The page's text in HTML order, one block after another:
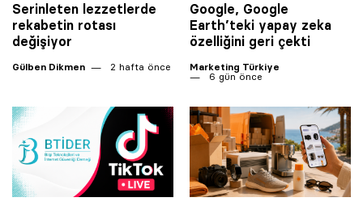
Serinleten lezzetlerde
rekabetin rotası
değişiyor
Gülben Dikmen 2 hafta önce
Google, Google
Earth’teki yapay zeka
özelliğini geri çekti
Marketing Türkiye
6 gün önce